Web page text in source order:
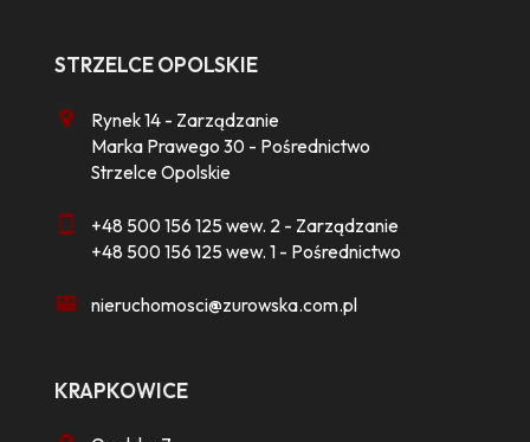
STRZELCE OPOLSKIE
Rynek 14 - Zarządzanie
Marka Prawego 30 - Pośrednictwo
Strzelce Opolskie
+48 500 156 125 wew. 2 - Zarządzanie
+48 500 156 125 wew. 1 - Pośrednictwo
nieruchomosci@zurowska.com.pl
KRAPKOWICE